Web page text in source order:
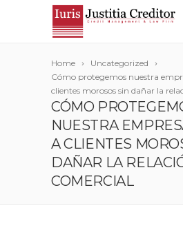
Home
Uncategorized
Cómo protegemos nuestra
clientes morosos sin dañar la
CÓMO
NUESTRA
A CLIENTES
DAÑAR LA
COMERCIAL